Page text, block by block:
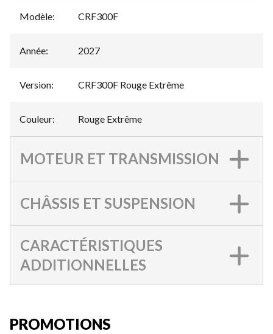
Modèle: CRF300F
Année: 2027
Version: CRF300F Rouge Extrême
Couleur: Rouge Extrême
MOTEUR ET TRANSMISSION
CHÂSSIS ET SUSPENSION
CARACTÉRISTIQUES
ADDITIONNELLES
PROMOTIONS